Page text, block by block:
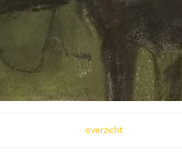
overzicht